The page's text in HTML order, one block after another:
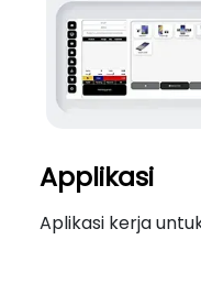
Applikasi
Aplikasi kerja